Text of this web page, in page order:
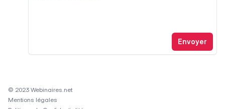
Envoyer
© 2023 Webinaires.net
Mentions légales